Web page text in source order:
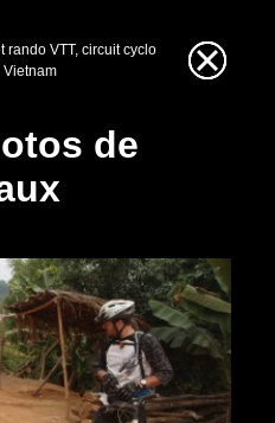
rando VTT, circuit cyclo
Vietnam
de